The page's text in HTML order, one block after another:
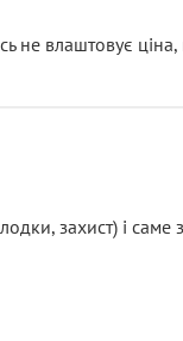
не влаштовує
захист) і